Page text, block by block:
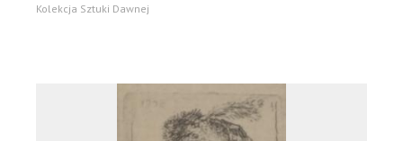
Kolekcja Sztuki Dawnej